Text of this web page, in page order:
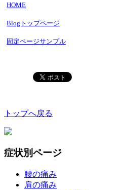
HOME
Blogトップページ
固定ページサンプル
トップへ戻る
症状別ページ
腰の痛み
肩の痛み